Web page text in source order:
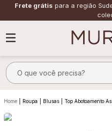
Frete grátis para a região
O que você precisa?
Roupa Blusas Top Abotoamento